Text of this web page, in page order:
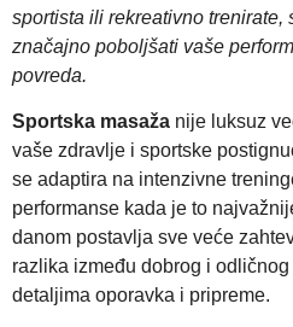
sportista ili rekreativno trenirate,
značajno poboljšati vaše
povreda.
Sportska masaža nije luksuz
vaše zdravlje i sportske
se adaptira na intenzivne
performanse kada je to
danom postavlja sve veće
razlika između dobrog i
detaljima oporavka i pripreme.